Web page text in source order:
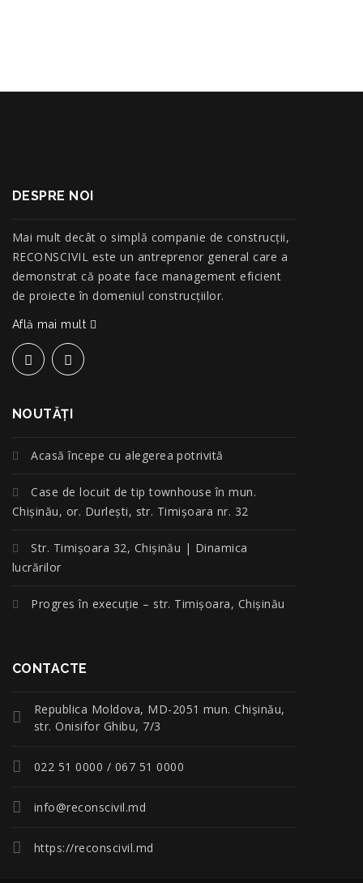
DESPRE NOI
Mai mult decât o simplă companie de construcţii,
RECONSCIVIL este un antreprenor general care a
demonstrat că poate face management eficient
de proiecte în domeniul construcțiilor.
Află mai mult
NOUTĂŢI
Acasă începe cu alegerea potrivită
Case de locuit de tip townhouse în mun.
Chișinău, or. Durlești, str. Timișoara nr. 32
Str. Timișoara 32, Chișinău | Dinamica
lucrărilor
Progres în execuție – str. Timișoara, Chișinău
CONTACTE
Republica Moldova, MD-2051 mun. Chişinău,
str. Onisifor Ghibu, 7/3
022 51 0000 / 067 51 0000
info@reconscivil.md
https://reconscivil.md